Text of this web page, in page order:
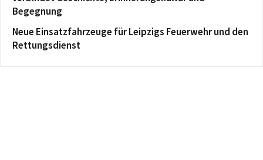
Begegnung
Neue Einsatzfahrzeuge für Leipzigs Feuerwehr und den
Rettungsdienst